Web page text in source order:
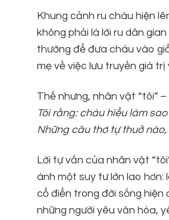
Khung cảnh ru cháu hiện
không phải là lời ru dân
thường để đưa cháu vào
mẹ về việc lưu truyền giá
Thế nhưng, nhân vật “tôi”
Tôi rằng: cháu hiểu làm sao
Những câu thơ tự thuở nào,
Lời tự vấn của nhân vật
ánh một suy tư lớn lao
cổ điển trong đời sống
những người yêu văn hóa,